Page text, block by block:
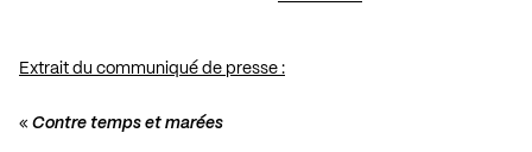
Extrait du communiqué de presse :
« Contre temps et marées